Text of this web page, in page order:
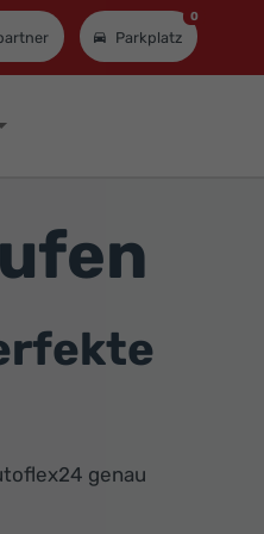
Parkplatz
0
genau